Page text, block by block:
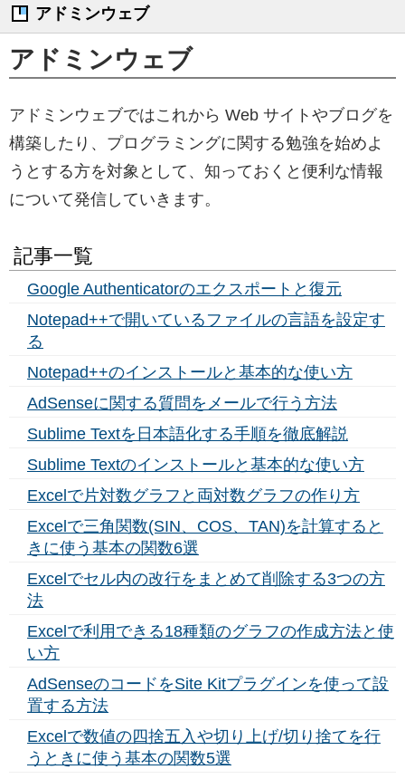
アドミンウェブ
アドミンウェブ
アドミンウェブではこれから Web サイトやブログを
構築したり、プログラミングに関する勉強を始めよ
うとする方を対象として、知っておくと便利な情報
について発信していきます。
記事一覧
Google Authenticatorのエクスポートと復元
Notepad++で開いているファイルの言語を設定す
る
Notepad++のインストールと基本的な使い方
AdSenseに関する質問をメールで行う方法
Sublime Textを日本語化する手順を徹底解説
Sublime Textのインストールと基本的な使い方
Excelで片対数グラフと両対数グラフの作り方
Excelで三角関数(SIN、COS、TAN)を計算すると
きに使う基本の関数6選
Excelでセル内の改行をまとめて削除する3つの方
法
Excelで利用できる18種類のグラフの作成方法と使
い方
AdSenseのコードをSite Kitプラグインを使って設
置する方法
Excelで数値の四捨五入や切り上げ/切り捨てを行
うときに使う基本の関数5選